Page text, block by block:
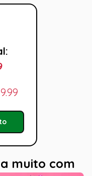
muito com